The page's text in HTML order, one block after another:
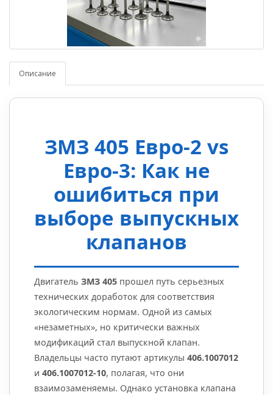
Описание
ЗМЗ 405 Евро-2 vs
Евро-3: Как не
ошибиться при
выборе выпускных
клапанов
Двигатель ЗМЗ 405 прошел путь серьезных
технических доработок для соответствия
экологическим нормам. Одной из самых
«незаметных», но критически важных
модификаций стал выпускной клапан.
Владельцы часто путают артикулы 406.1007012
и 406.1007012-10, полагая, что они
взаимозаменяемы. Однако установка клапана